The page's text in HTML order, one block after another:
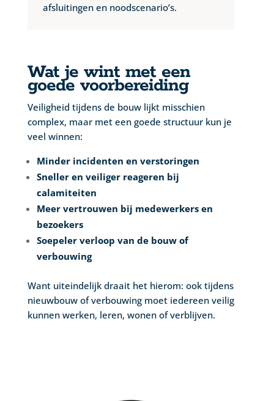
afsluitingen en noodscenario’s.
Wat je wint met een
goede voorbereiding
Veiligheid tijdens de bouw lijkt misschien
complex, maar met een goede structuur kun je
veel winnen:
Minder incidenten en verstoringen
Sneller en veiliger reageren bij
calamiteiten
Meer vertrouwen bij medewerkers en
bezoekers
Soepeler verloop van de bouw of
verbouwing
Want uiteindelijk draait het hierom: ook tijdens
nieuwbouw of verbouwing moet iedereen veilig
kunnen werken, leren, wonen of verblijven.